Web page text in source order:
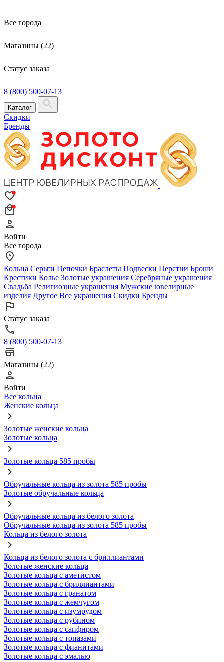
Все города
Магазины (22)
Статус заказа
8 (800) 500-07-13
Каталог
Скидки
Бренды
Войти
Все города
Кольца Серьги Цепочки Браслеты Подвески Перстни Броши
Крестики Колье Золотые украшения Серебряные украшения
Свадьба Религиозные украшения Мужские ювелирные
изделия Другое Все украшения Скидки Бренды
Статус заказа
8 (800) 500-07-13
Магазины (22)
Войти
Все кольца
Женские кольца
Золотые женские кольца
Золотые кольца
Золотые кольца 585 пробы
Обручальные кольца из золота 585 пробы
Золотые обручальные кольца
Обручальные кольца из белого золота
Обручальные кольца из золота 585 пробы
Кольца из белого золота
Кольца из белого золота с бриллиантами
Золотые женские кольца
Золотые кольца с аметистом
Золотые кольца с бриллиантами
Золотые кольца с гранатом
Золотые кольца с жемчугом
Золотые кольца с изумрудом
Золотые кольца с рубином
Золотые кольца с сапфиром
Золотые кольца с топазами
Золотые кольца с фианитами
Золотые кольца с эмалью